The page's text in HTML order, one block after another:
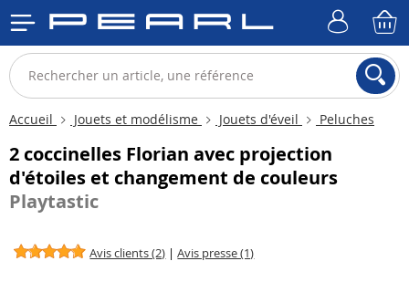
Accueil Jouets et modélisme Jouets d'éveil Peluches
2 coccinelles Florian avec projection
d'étoiles et changement de couleurs
Playtastic
Avis clients (2) |Avis presse (1)